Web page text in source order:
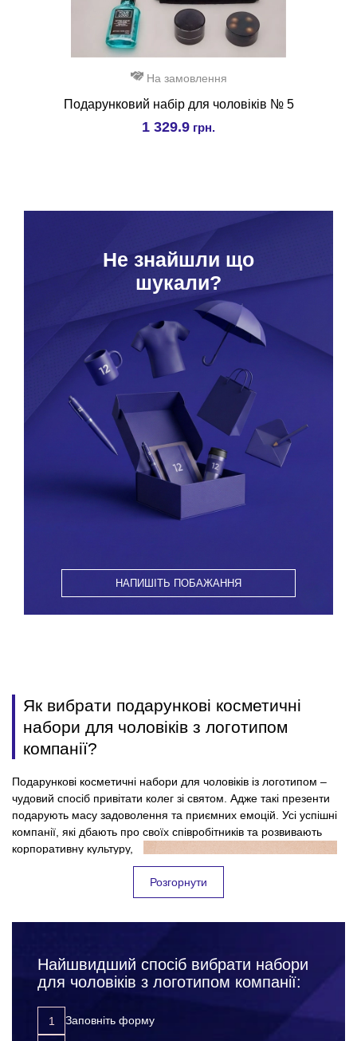
На замовлення
Подарунковий набір для чоловіків № 5
1 329.9 грн.
Hе знайшли що
шукали?
НАПИШІТЬ ПОБАЖАННЯ
Як вибрати подарункові косметичні
набори для чоловіків з логотипом
компанії?
Подарункові косметичні набори для чоловіків із логотипом –
чудовий спосіб привітати колег зі святом. Адже такі презенти
подарують масу задоволення та приємних емоцій. Усі успішні
компанії, які дбають про своїх співробітників та розвивають
корпоративну культуру,
підкреслюючи
значущість кожного
компанії. Замовляючи
чоловічі подарункові
підвищуєте лояльність до компанії із боку співробітників;
розвиваєте корпоративну культуру;
просуваєте свій бренд за допомогою додаткової
реклами.
Розгорнути
Найшвидший спосіб вибрати набори
для чоловіків з логотипом компанії:
Заповніть форму